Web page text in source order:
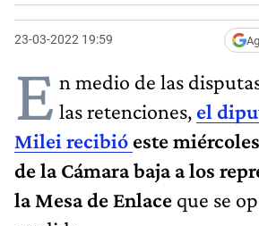
23-03-2022 19:59
E n medio de las
las retenciones, el
Milei recibió este
de la Cámara baja a los
la Mesa de Enlace que se